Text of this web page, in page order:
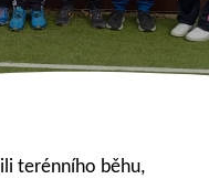
terénního běhu,